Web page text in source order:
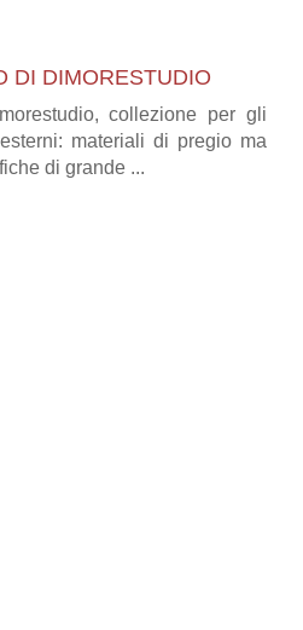
DI DIMORESTUDIO
collezione per gli
materiali di pregio ma
di grande ...